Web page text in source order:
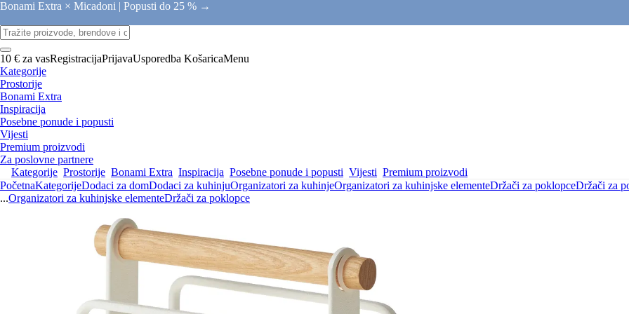
Bonami Extra × Micadoni | Popusti do 25 % →
10 € za vasRegistracijaPrijavaUsporedba KošaricaMenu
Kategorije
Prostorije
Bonami Extra
Inspiracija
Posebne ponude i popusti
Vijesti
Premium proizvodi
Za poslovne partnere
Kategorije Prostorije Bonami Extra Inspiracija Posebne ponude i popusti Vijesti Premium proizvodi
PočetnaKategorijeDodaci za domDodaci za kuhinjuOrganizatori za kuhinjeOrganizatori za kuhinjske elementeDržači za poklopceDržači za
...Organizatori za kuhinjske elementeDržači za poklopce